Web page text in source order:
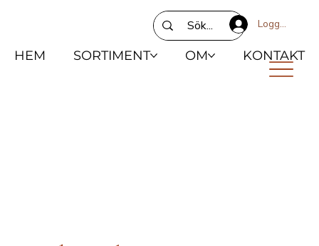
HEM SORTIMENT OM KONTAKT
Logga in